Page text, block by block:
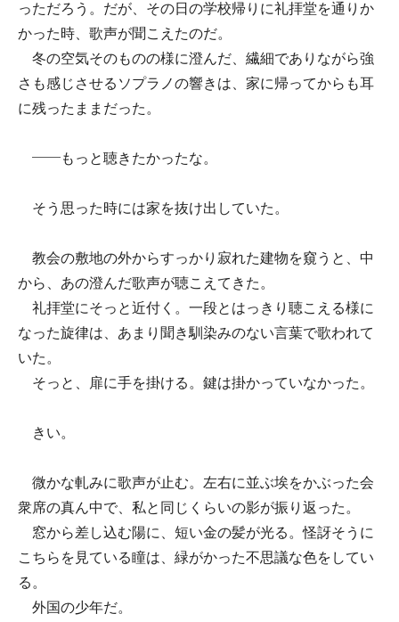
っただろう。だが、その日の学校帰りに礼拝堂を通りか
かった時、歌声が聞こえたのだ。
冬の空気そのものの様に澄んだ、繊細でありながら強
さも感じさせるソプラノの響きは、家に帰ってからも耳
に残ったままだった。
――もっと聴きたかったな。
そう思った時には家を抜け出していた。
教会の敷地の外からすっかり寂れた建物を窺うと、中
から、あの澄んだ歌声が聴こえてきた。
礼拝堂にそっと近付く。一段とはっきり聴こえる様に
なった旋律は、あまり聞き馴染みのない言葉で歌われて
いた。
そっと、扉に手を掛ける。鍵は掛かっていなかった。
きい。
微かな軋みに歌声が止む。左右に並ぶ埃をかぶった会
衆席の真ん中で、私と同じくらいの影が振り返った。
窓から差し込む陽に、短い金の髪が光る。怪訝そうに
こちらを見ている瞳は、緑がかった不思議な色をしてい
る。
外国の少年だ。